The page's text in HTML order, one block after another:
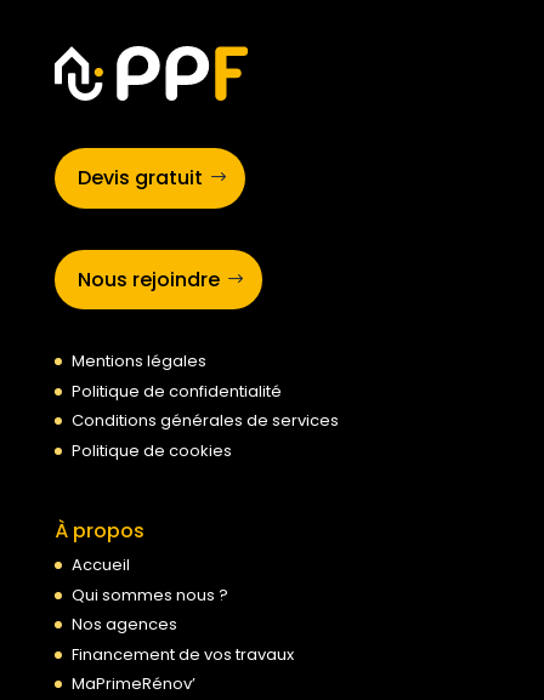
Devis gratuit
Nous rejoindre
Mentions légales
Politique de confidentialité
Conditions générales de services
Politique de cookies
À propos
Accueil
Qui sommes nous ?
Nos agences
Financement de vos travaux
MaPrimeRénov’